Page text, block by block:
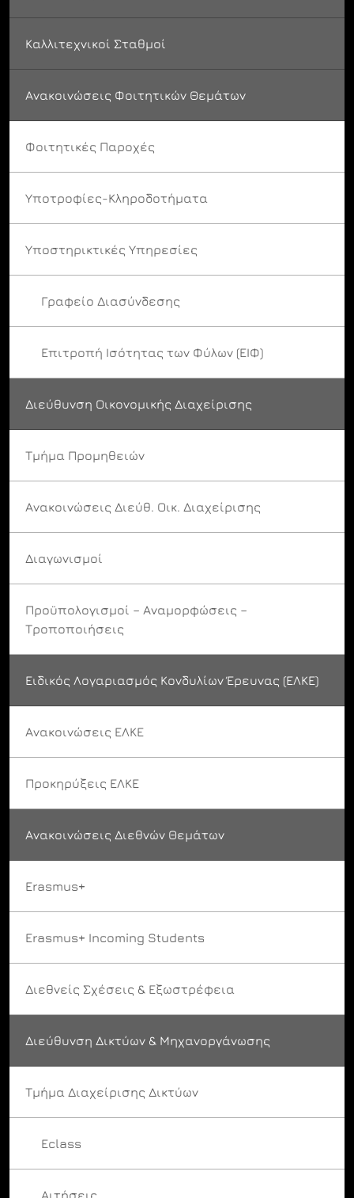
Καλλιτεχνικοί Σταθμοί
Ανακοινώσεις Φοιτητικών Θεμάτων
Φοιτητικές Παροχές
Υποτροφίες-Κληροδοτήματα
Υποστηρικτικές Υπηρεσίες
Γραφείο Διασύνδεσης
Επιτροπή Ισότητας των Φύλων (ΕΙΦ)
Διεύθυνση Οικονομικής Διαχείρισης
Τμήμα Προμηθειών
Ανακοινώσεις Διεύθ. Οικ. Διαχείρισης
Διαγωνισμοί
Προϋπολογισμοί – Αναμορφώσεις –
Τροποποιήσεις
Ειδικός Λογαριασμός Κονδυλίων Έρευνας (ΕΛΚΕ)
Ανακοινώσεις ΕΛΚΕ
Προκηρύξεις ΕΛΚΕ
Ανακοινώσεις Διεθνών Θεμάτων
Erasmus+
Erasmus+ Incoming Students
Διεθνείς Σχέσεις & Εξωστρέφεια
Διεύθυνση Δικτύων & Μηχανοργάνωσης
Τμήμα Διαχείρισης Δικτύων
Eclass
Αιτήσεις